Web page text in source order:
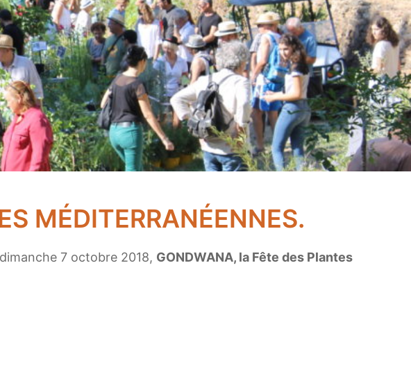
MÉDITERRANÉENNES.
7 octobre 2018, GONDWANA, la Fête des Plantes